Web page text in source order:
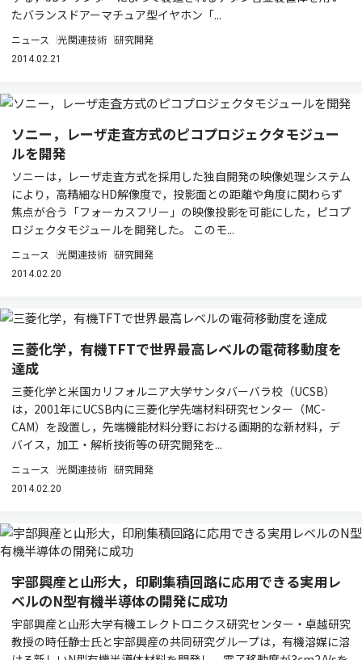
たバランスドアーマチュア型イヤホン「...
ニュース 光関連技術 研究開発
2014.02.21
ソニー，レーザ走査方式のピコプロジェクタモジュー
ルを開発
ソニーは，レーザ走査方式を採用した独自開発の映像処理システム
により，高精細なHD解像度で，投影面との距離や角度に関わらず
焦点が合う「フォーカスフリー」の映像投影を可能にした，ピコプ
ロジェクタモジュールを開発した。 このモ...
ニュース 光関連技術 研究開発
2014.02.20
三菱化学，有機TFTで世界最高レベルの電荷移動度を
達成
三菱化学と米国カリフォルニア大学サンタバーバラ校（UCSB）
は，2001年にUCSB内に三菱化学先端材料研究センター（MC-
CAM）を設置し，先端機能材料分野における画期的な新材料，デ
バイス，加工・解析技術等の研究開発を...
ニュース 光関連技術 研究開発
2014.02.20
宇部興産と山形大，印刷集積回路に応用できる実用レ
ベルのN型有機半導体の開発に成功
宇部興産と山形大学有機エレクトロニクス研究センター・卓越研究
教授の時任静士氏と宇部興産の共同研究グループは，有機溶媒に溶